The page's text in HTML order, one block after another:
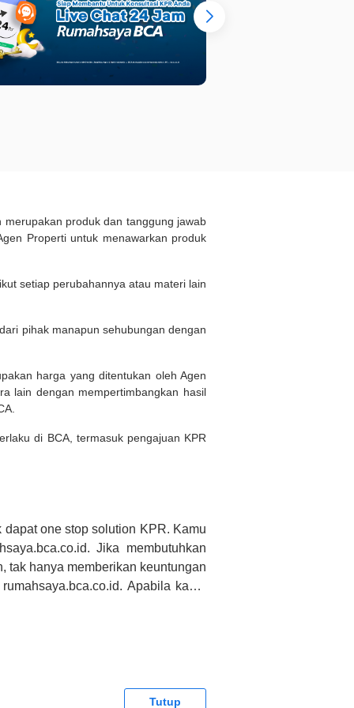
produk dan tanggung jawab
Properti untuk menawarkan produk
setiap perubahannya atau materi lain
pihak manapun sehubungan dengan
harga yang ditentukan oleh Agen
lain dengan mempertimbangkan hasil
di BCA, termasuk pengajuan KPR
one stop solution KPR. Kamu
Jika membutuhkan
tak hanya memberikan keuntungan
Apabila kamu
Tutup